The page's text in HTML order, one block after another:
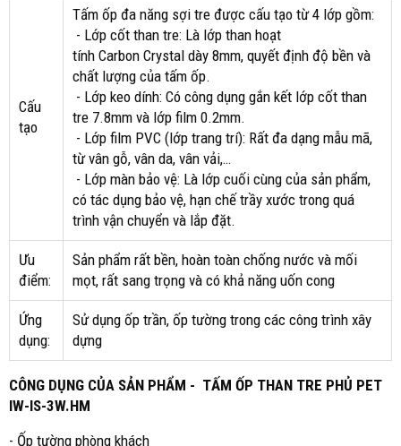
Cấu
tạo
Tấm ốp đa năng sợi tre được cấu tạo từ 4 lớp gồm:
- Lớp cốt than tre: Là lớp than hoạt
tính Carbon Crystal dày 8mm, quyết định độ bền và
chất lượng của tấm ốp.
- Lớp keo dính: Có công dụng gắn kết lớp cốt than
tre 7.8mm và lớp film 0.2mm.
- Lớp film PVC (lớp trang trí): Rất đa dạng mẫu mã,
từ vân gỗ, vân da, vân vải,…
- Lớp màn bảo vệ: Là lớp cuối cùng của sản phẩm,
có tác dụng bảo vệ, hạn chế trầy xước trong quá
trình vận chuyển và lắp đặt.
Ưu
điểm:
Sản phẩm rất bền, hoàn toàn chống nước và mối
mọt, rất sang trọng và có khả năng uốn cong
Ứng
dụng:
Sử dụng ốp trần, ốp tường trong các công trình xây
dựng
CÔNG DỤNG CỦA SẢN PHẨM - TẤM ỐP THAN TRE PHỦ PET
IW-IS-3W.HM
- Ốp tường phòng khách